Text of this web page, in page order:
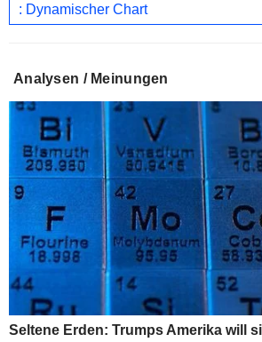
: Dynamischer Chart
Analysen / Meinungen
Seltene Erden: Trumps Amerika will